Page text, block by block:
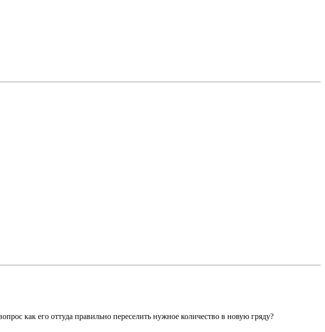
как его оттуда правильно переселить нужное количество в новую гряду?